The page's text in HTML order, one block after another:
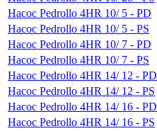
Насос Pedrollo 4HR 10/ 5 - PD
Насос Pedrollo 4HR 10/ 5 - PS
Насос Pedrollo 4HR 10/ 7 - PD
Насос Pedrollo 4HR 10/ 7 - PS
Насос Pedrollo 4HR 14/ 12 - PD
Насос Pedrollo 4HR 14/ 12 - PS
Насос Pedrollo 4HR 14/ 16 - PD
Насос Pedrollo 4HR 14/ 16 - PS